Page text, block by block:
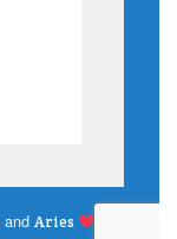
and Aries